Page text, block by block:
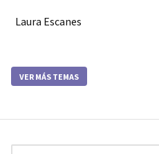
Laura Escanes
VER MÁS TEMAS